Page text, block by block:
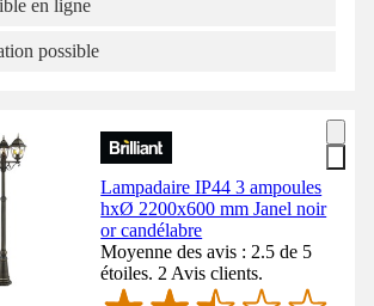
en ligne
possible
Lampadaire IP44 3 ampoules
hxØ 2200x600 mm Janel noir
or candélabre
Moyenne des avis : 2.5 de 5
étoiles. 2 Avis clients.